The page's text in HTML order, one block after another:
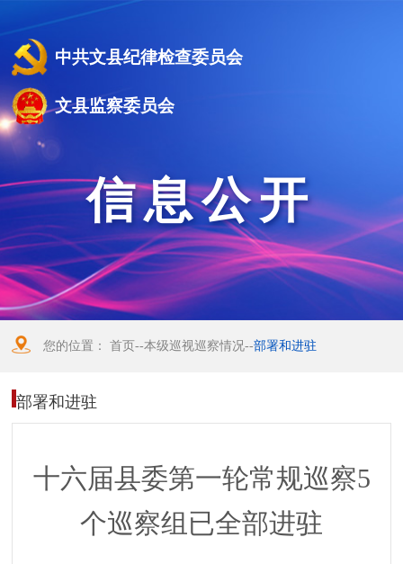
中共文县纪律检查委员会
文县监察委员会
信息公开
您的位置：首页--本级巡视巡察情况--部署和进驻
部署和进驻
十六届县委第一轮常规巡察5
个巡察组已全部进驻